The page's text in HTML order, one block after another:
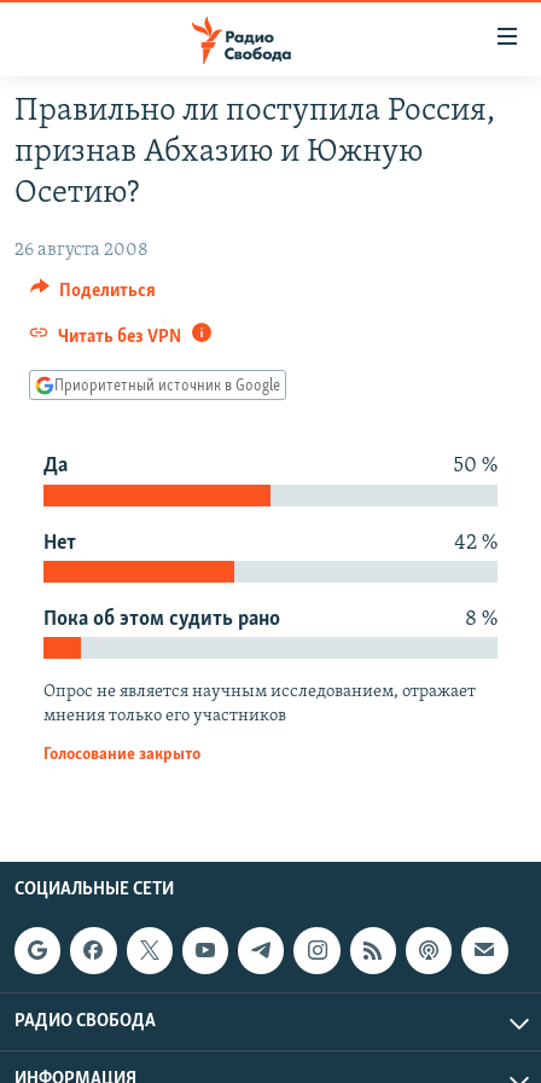
упрощенного
доступа
Вернуться
основному
Вернутся
навигации
поиску
ПРОГРАММЫ
ПОДКАСТЫ
ЦИТАТЫ СВОБОДЫ
МНЕНИЯ
КУЛЬТУРА
IDEL.РЕАЛИИ
СЕВЕР.РЕАЛИИ
РАСПИСАНИЕ ВЕЩАНИЯ
ПОДПИШИТЕСЬ НА РАССЫЛКУ
Правильно ли поступила Россия,
признав Абхазию и Южную
Осетию?
26 августа 2008
Поделиться
Читать без VPN
Приоритетный источник в Google
Да 50 %
Нет 42 %
Пока об этом судить рано 8 %
Опрос не является научным исследованием, отражает
мнения только его участников
Голосование закрыто
СОЦИАЛЬНЫЕ СЕТИ
РАДИО СВОБОДА